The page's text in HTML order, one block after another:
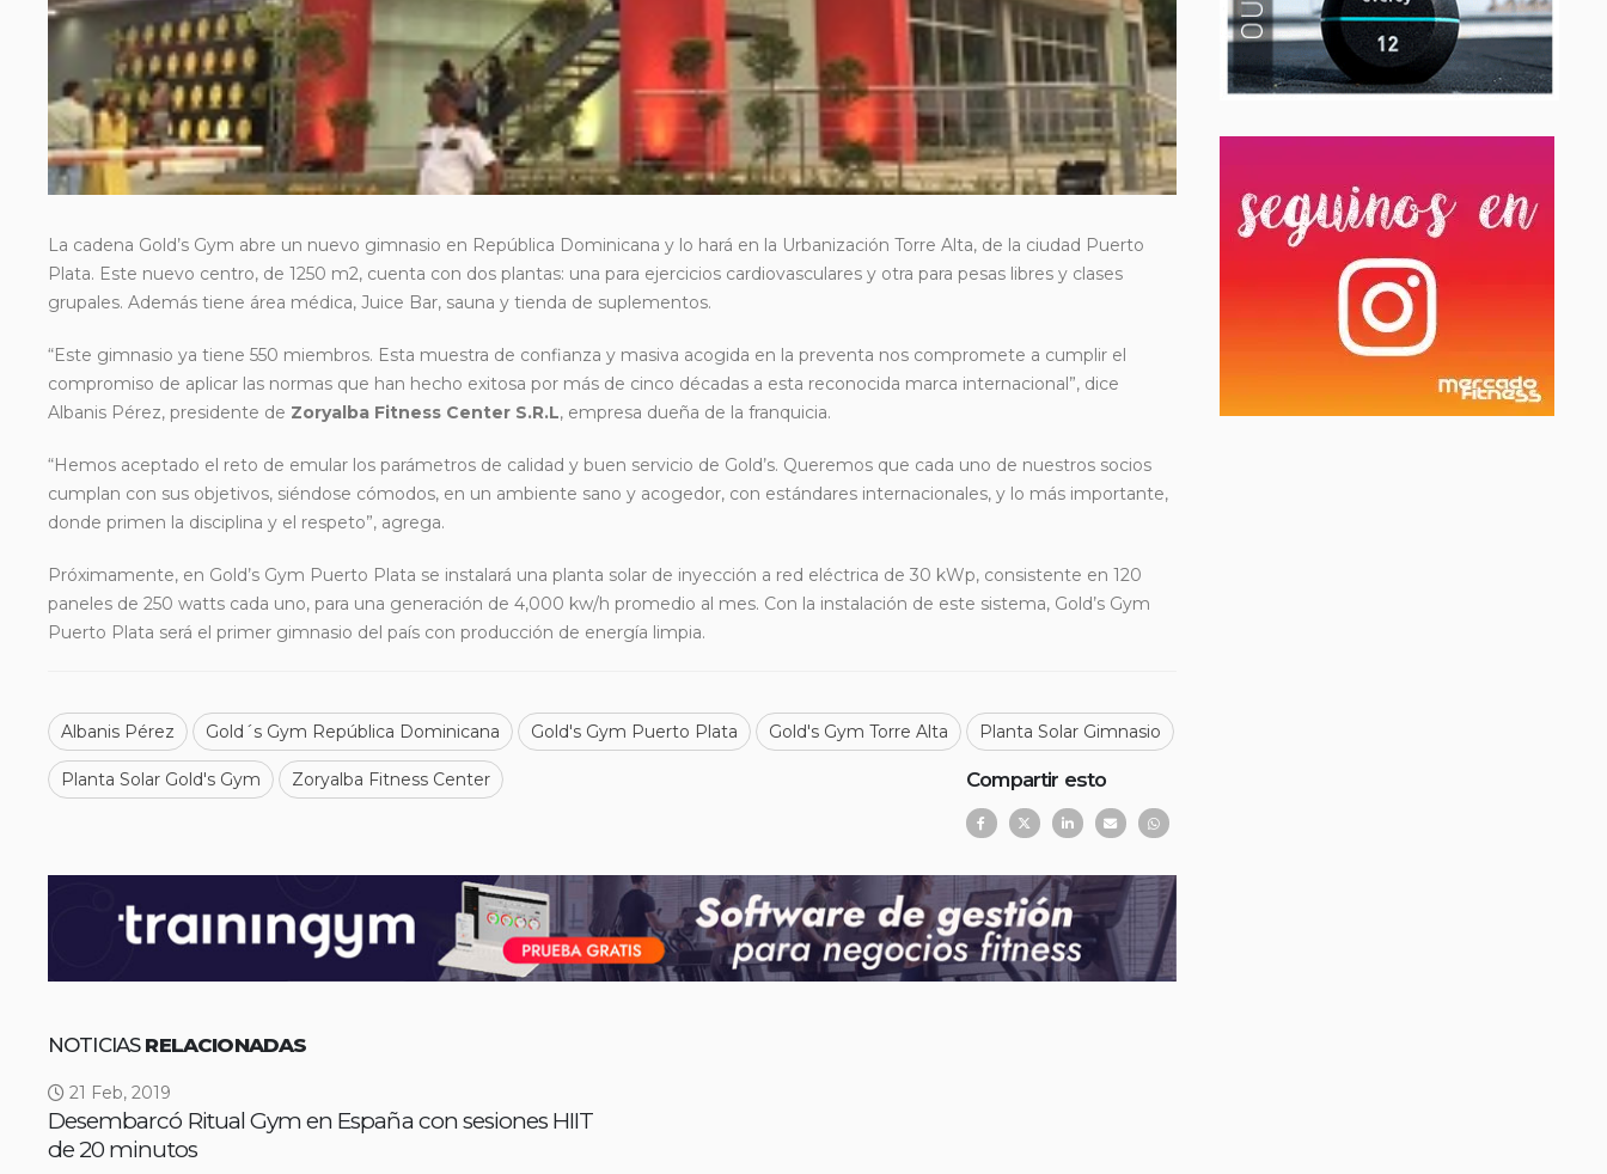
La cadena Gold’s Gym abre un nuevo gimnasio en República Dominicana y lo hará en la Urbanización Torre Alta, de la ciudad Puerto
Plata. Este nuevo centro, de 1250 m2, cuenta con dos plantas: una para ejercicios cardiovasculares y otra para pesas libres y clases
grupales. Además tiene área médica, Juice Bar, sauna y tienda de suplementos.
“Este gimnasio ya tiene 550 miembros. Esta muestra de confianza y masiva acogida en la preventa nos compromete a cumplir el
compromiso de aplicar las normas que han hecho exitosa por más de cinco décadas a esta reconocida marca internacional”, dice
Albanis Pérez, presidente de Zoryalba Fitness Center S.R.L, empresa dueña de la franquicia.
“Hemos aceptado el reto de emular los parámetros de calidad y buen servicio de Gold’s. Queremos que cada uno de nuestros socios
cumplan con sus objetivos, siéndose cómodos, en un ambiente sano y acogedor, con estándares internacionales, y lo más importante,
donde primen la disciplina y el respeto”, agrega.
Próximamente, en Gold’s Gym Puerto Plata se instalará una planta solar de inyección a red eléctrica de 30 kWp, consistente en 120
paneles de 250 watts cada uno, para una generación de 4,000 kw/h promedio al mes. Con la instalación de este sistema, Gold’s Gym
Puerto Plata será el primer gimnasio del país con producción de energía limpia.
Albanis Pérez Gold´s Gym República Dominicana Gold's Gym Puerto Plata Gold's Gym Torre Alta Planta Solar Gimnasio
Planta Solar Gold's Gym Zoryalba Fitness Center Compartir esto
NOTICIAS RELACIONADAS
21 Feb, 2019
Desembarcó Ritual Gym en España con sesiones HIIT
de 20 minutos